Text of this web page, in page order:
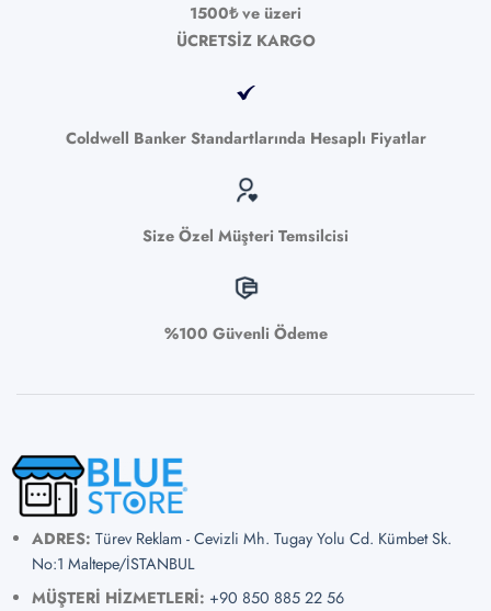
1500₺ ve üzeri
ÜCRETSİZ KARGO
Coldwell Banker Standartlarında Hesaplı Fiyatlar
Size Özel Müşteri Temsilcisi
%100 Güvenli Ödeme
ADRES: Türev Reklam - Cevizli Mh. Tugay Yolu Cd. Kümbet Sk.
No:1 Maltepe/İSTANBUL
MÜŞTERİ HİZMETLERİ: +90 850 885 22 56